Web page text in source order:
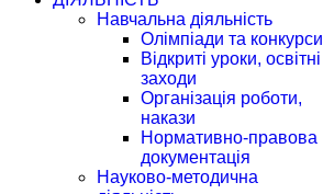
Навчальна діяльність
Олімпіади та конкурси
Відкриті уроки, освітні
заходи
Організація роботи,
накази
Нормативно-правова
документація
Науково-методична